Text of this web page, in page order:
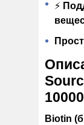
⚡
Biotin